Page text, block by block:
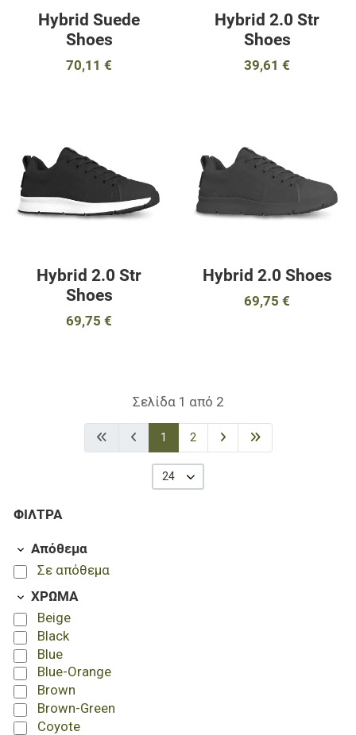
ΦΊΛΤΡΑ
Απόθεμα
Σε απόθεμα
ΧΡΩΜΑ
Beige
Black
Blue
Blue-Orange
Brown
Brown-Green
Coyote
Hybrid Suede
Shoes
70,11 €
Hybrid 2.0 Str
Shoes
39,61 €
Προσθήκη για σύγκριση
Γρήγορη ματιά
Hybrid 2.0 Str
Shoes
69,75 €
Hybrid 2.0 Shoes
69,75 €
Σελίδα 1 από 2
1 2
24